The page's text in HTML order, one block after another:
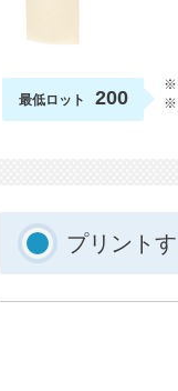
最低ロット 200
※
※
プリント